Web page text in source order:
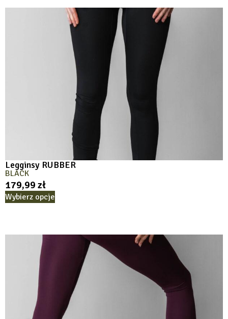
Legginsy RUBBER
BLACK
179,99 zł
Wybierz opcje